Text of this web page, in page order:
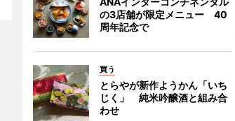
の3店舗が限定メニュー 40
周年記念で
買う
とらやが新作ようかん「いち
じく」 純米吟醸酒と組み合
わせ